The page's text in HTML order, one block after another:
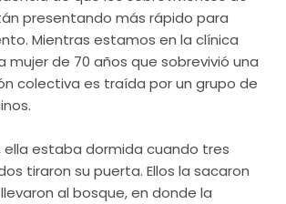
presentando más rápido para
Mientras estamos en la clínica
mujer de 70 años que sobrevivió una
colectiva es traída por un grupo de
ella estaba dormida cuando tres
tiraron su puerta. Ellos la sacaron
al bosque, en donde la